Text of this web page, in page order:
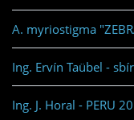
A. myriostigma
Ing. Ervín Taübel -
Ing. J. Horal - PERU